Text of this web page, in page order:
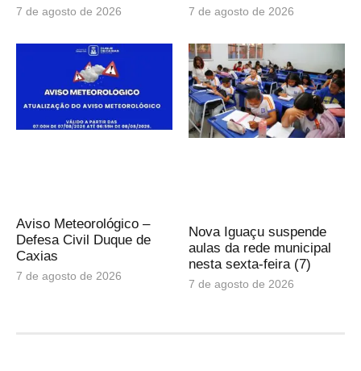
7 de agosto de 2026 7 de agosto de 2026
Aviso Meteorológico –
Defesa Civil Duque de
Caxias
7 de agosto de 2026
Nova Iguaçu suspende
aulas da rede municipal
nesta sexta-feira (7)
7 de agosto de 2026